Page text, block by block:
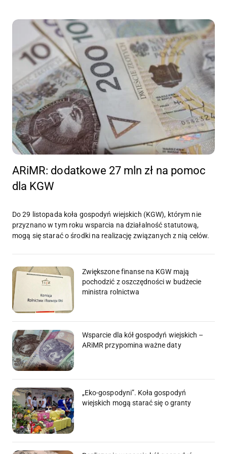
ARiMR: dodatkowe 27 mln zł na pomoc
dla KGW
Do 29 listopada koła gospodyń wiejskich (KGW), którym nie
przyznano w tym roku wsparcia na działalność statutową,
mogą się starać o środki na realizację związanych z nią celów.
Zwiększone finanse na KGW mają
pochodzić z oszczędności w budżecie
ministra rolnictwa
Wsparcie dla kół gospodyń wiejskich –
ARiMR przypomina ważne daty
„Eko-gospodyni”. Koła gospodyń
wiejskich mogą starać się o granty